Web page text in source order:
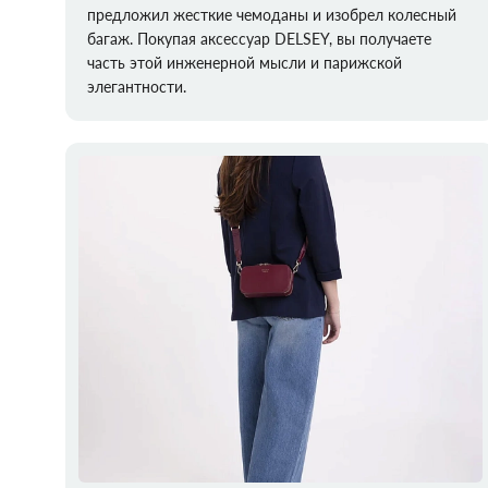
предложил жесткие чемоданы и изобрел колесный
багаж. Покупая аксессуар DELSEY, вы получаете
часть этой инженерной мысли и парижской
элегантности.